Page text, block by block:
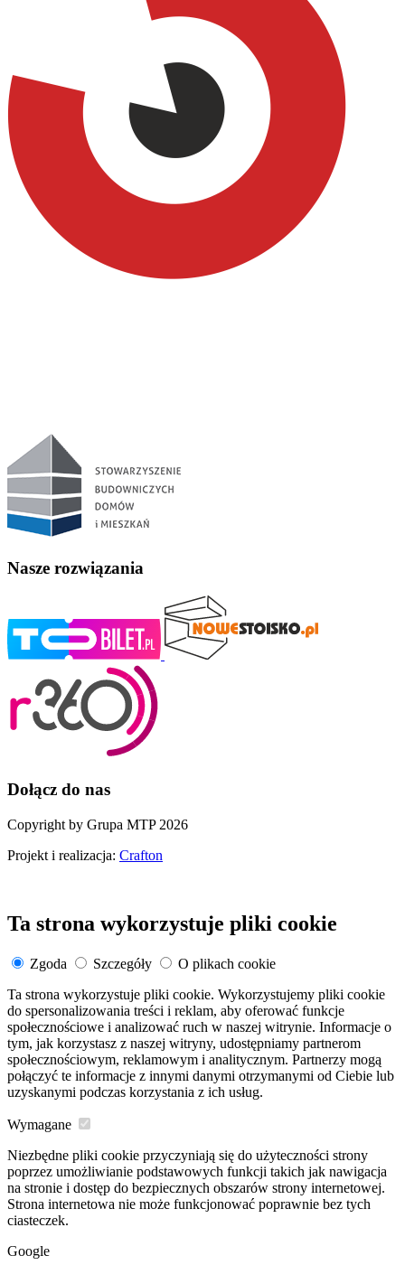
Nasze rozwiązania
Dołącz do nas
Copyright by Grupa MTP 2026
Projekt i realizacja: Crafton
Ta strona wykorzystuje pliki cookie
Zgoda Szczegóły
O plikach cookie
Ta strona wykorzystuje pliki cookie. Wykorzystujemy pliki cookie
do spersonalizowania treści i reklam, aby oferować funkcje
społecznościowe i analizować ruch w naszej witrynie. Informacje o
tym, jak korzystasz z naszej witryny, udostępniamy partnerom
społecznościowym, reklamowym i analitycznym. Partnerzy mogą
połączyć te informacje z innymi danymi otrzymanymi od Ciebie lub
uzyskanymi podczas korzystania z ich usług.
Wymagane
Niezbędne pliki cookie przyczyniają się do użyteczności strony
poprzez umożliwianie podstawowych funkcji takich jak nawigacja
na stronie i dostęp do bezpiecznych obszarów strony internetowej.
Strona internetowa nie może funkcjonować poprawnie bez tych
ciasteczek.
Google